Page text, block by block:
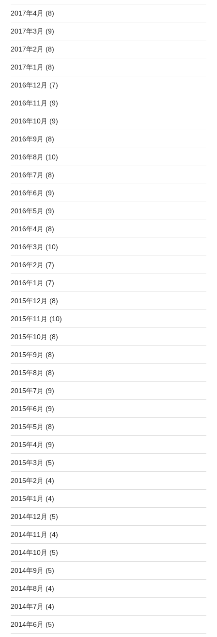
2017年4月 (8)
2017年3月 (9)
2017年2月 (8)
2017年1月 (8)
2016年12月 (7)
2016年11月 (9)
2016年10月 (9)
2016年9月 (8)
2016年8月 (10)
2016年7月 (8)
2016年6月 (9)
2016年5月 (9)
2016年4月 (8)
2016年3月 (10)
2016年2月 (7)
2016年1月 (7)
2015年12月 (8)
2015年11月 (10)
2015年10月 (8)
2015年9月 (8)
2015年8月 (8)
2015年7月 (9)
2015年6月 (9)
2015年5月 (8)
2015年4月 (9)
2015年3月 (5)
2015年2月 (4)
2015年1月 (4)
2014年12月 (5)
2014年11月 (4)
2014年10月 (5)
2014年9月 (5)
2014年8月 (4)
2014年7月 (4)
2014年6月 (5)